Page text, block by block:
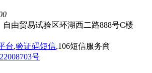
由贸易试验区环湖西二路888号C楼
台,验证码短信,106短信服务商
号